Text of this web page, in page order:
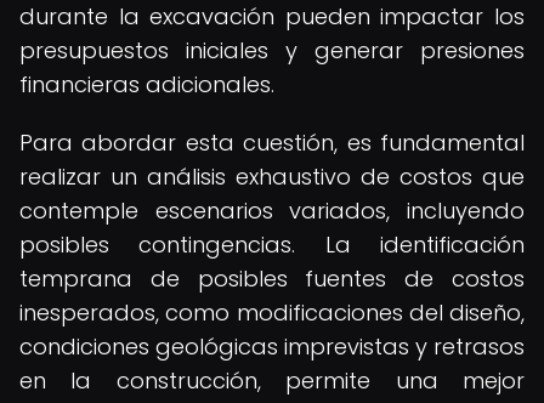
durante la excavación pueden impactar los
presupuestos iniciales y generar presiones
financieras adicionales.
Para abordar esta cuestión, es fundamental
realizar un análisis exhaustivo de costos que
contemple escenarios variados, incluyendo
posibles contingencias. La identificación
temprana de posibles fuentes de costos
inesperados, como modificaciones del diseño,
condiciones geológicas imprevistas y retrasos
en la construcción, permite una mejor